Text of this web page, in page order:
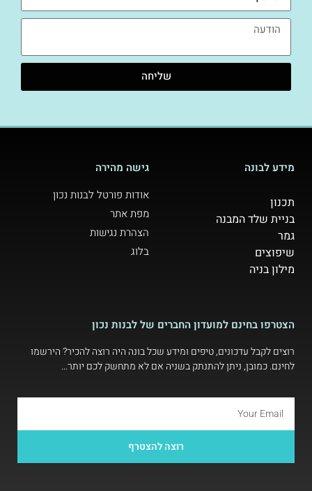
שליחה
מידע לבונה
תכנון
בניית שלד המבנה
גמר
שיפוצים
מילון בניה
גישה מהירה
אודות פורטל לבנות נכון
מפת אתר
הצהרת נגישות
בלוג
הצטרפו בחינם למועדון החברים של לבנות נכון
רוצים לקבל עדכונים, טיפים ומידע שכל בונה היה רוצה להכיר? הירשמו
לחינם. כמובן, ניתן להתנתק בשניה אם לא מתחשק לכם יותר…
רוצה להצטרף